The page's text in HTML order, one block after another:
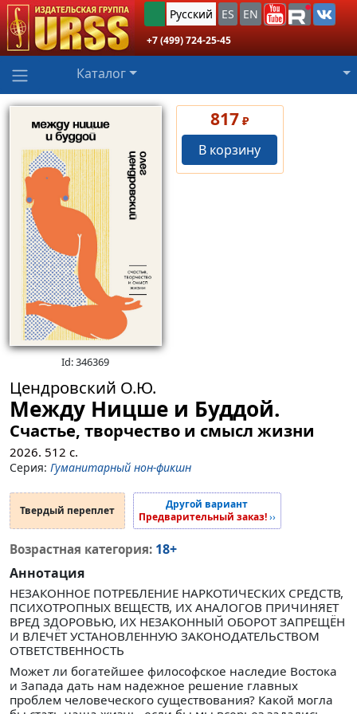
Русский ES EN
+7 (499) 724-25-45
Каталог
Id: 346369
817 ₽
В корзину
Цендровский О.Ю.
Между Ницше и Буддой.
Счастье, творчество и смысл жизни
2026. 512 с.
Серия: Гуманитарный нон-фикшн
Твердый переплет
Другой вариант
Предварительный заказ!››
Возрастная категория: 18+
Аннотация
НЕЗАКОННОЕ ПОТРЕБЛЕНИЕ НАРКОТИЧЕСКИХ СРЕДСТВ,
ПСИХОТРОПНЫХ ВЕЩЕСТВ, ИХ АНАЛОГОВ ПРИЧИНЯЕТ
ВРЕД ЗДОРОВЬЮ, ИХ НЕЗАКОННЫЙ ОБОРОТ ЗАПРЕЩЁН
И ВЛЕЧЁТ УСТАНОВЛЕННУЮ ЗАКОНОДАТЕЛЬСТВОМ
ОТВЕТСТВЕННОСТЬ
Может ли богатейшее философское наследие Востока
и Запада дать нам надежное решение главных
проблем человеческого существования? Какой могла